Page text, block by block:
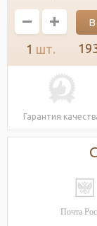
1 шт.
Гарантия
Почта